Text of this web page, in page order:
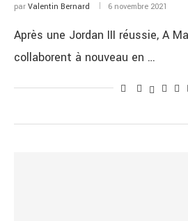
par Valentin Bernard 6 novembre 2021
Après une Jordan III réussie, A
collaborent à nouveau en …